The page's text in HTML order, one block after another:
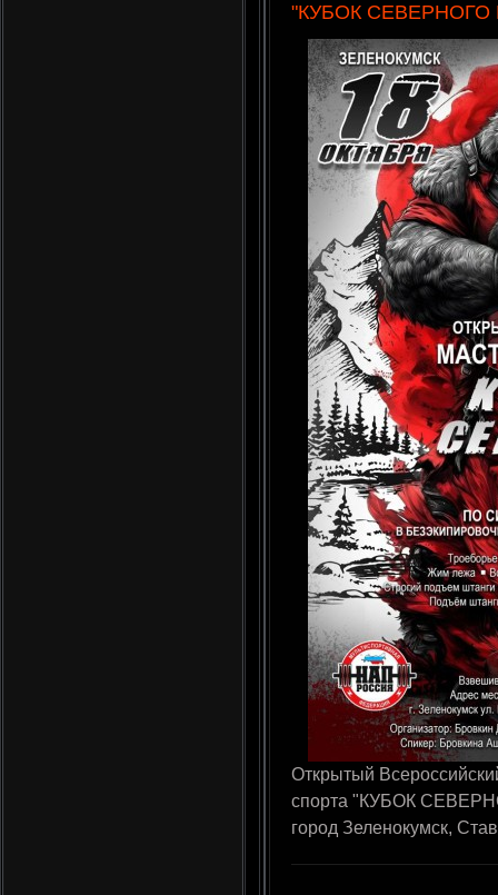
"КУБОК СЕВЕРНОГО
Открытый
спорта "КУБОК
город Зеленокумск,